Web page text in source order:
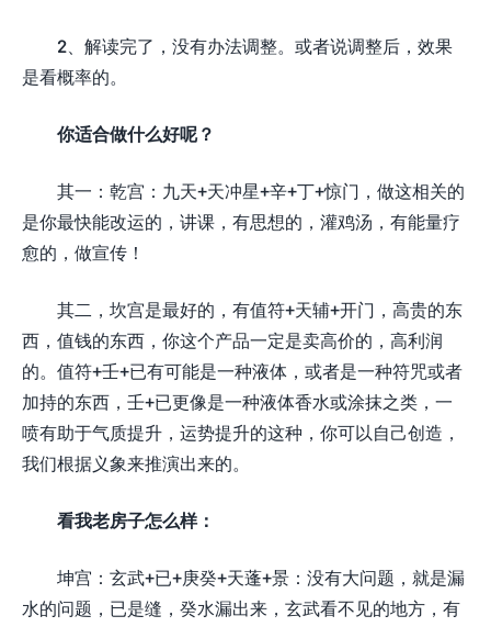
2、解读完了，没有办法调整。或者说调整后，效果
是看概率的。
你适合做什么好呢？
其一：乾宫：九天+天冲星+辛+丁+惊门，做这相关的
是你最快能改运的，讲课，有思想的，灌鸡汤，有能量疗
愈的，做宣传！
其二，坎宫是最好的，有值符+天辅+开门，高贵的东
西，值钱的东西，你这个产品一定是卖高价的，高利润
的。值符+壬+已有可能是一种液体，或者是一种符咒或者
加持的东西，壬+已更像是一种液体香水或涂抹之类，一
喷有助于气质提升，运势提升的这种，你可以自己创造，
我们根据义象来推演出来的。
看我老房子怎么样：
坤宫：玄武+已+庚癸+天蓬+景：没有大问题，就是漏
水的问题，已是缝，癸水漏出来，玄武看不见的地方，有